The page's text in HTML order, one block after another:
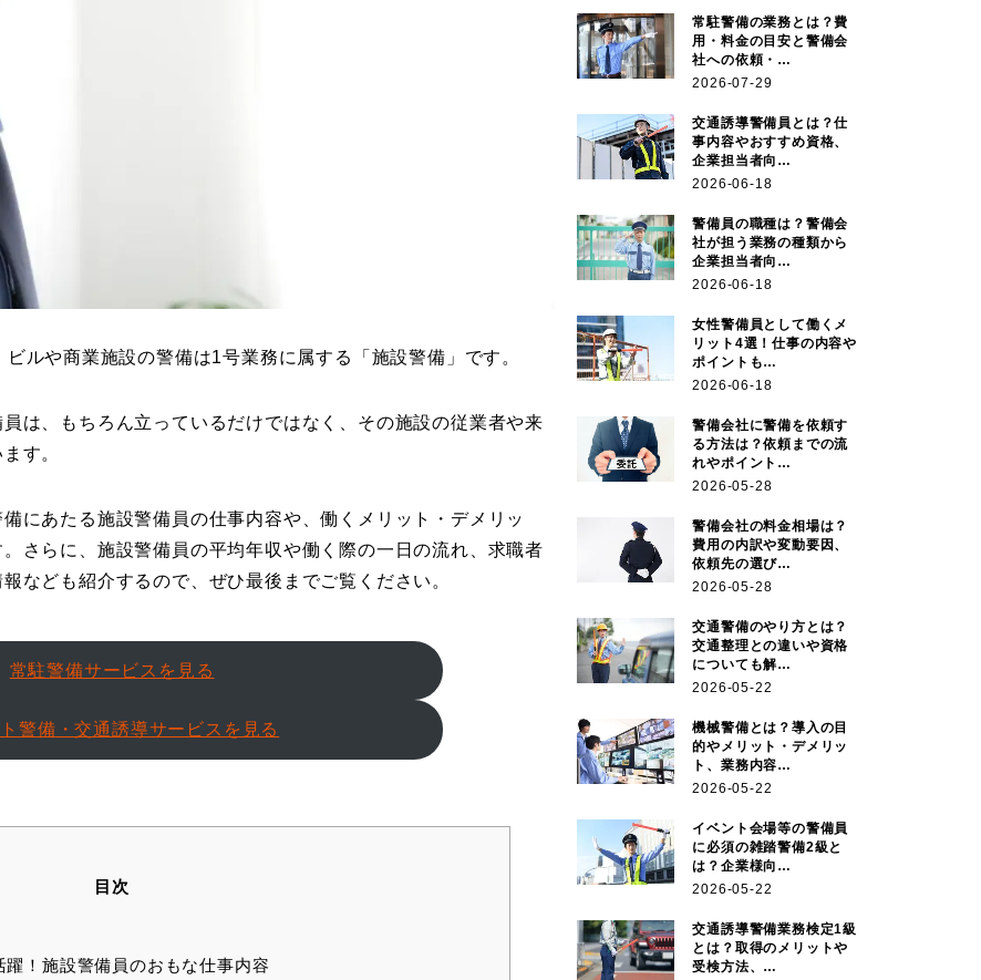
ルや商業施設の警備は1号業務に属する「施設警備」です。
は、もちろん立っているだけではなく、その施設の従業者や来
す。
にあたる施設警備員の仕事内容や、働くメリット・デメリッ
さらに、施設警備員の平均年収や働く際の一日の流れ、求職者
なども紹介するので、ぜひ最後までご覧ください。
常駐警備サービスを見る
警備・交通誘導サービスを見る
目次
躍！施設警備員のおもな仕事内容
常駐警備の業務とは？費
用・料金の目安と警備会
社への依頼・…
2026-07-29
交通誘導警備員とは？仕
事内容やおすすめ資格、
企業担当者向…
2026-06-18
警備員の職種は？警備会
社が担う業務の種類から
企業担当者向…
2026-06-18
女性警備員として働くメ
リット4選！仕事の内容や
ポイントも…
2026-06-18
警備会社に警備を依頼す
る方法は？依頼までの流
れやポイント…
2026-05-28
警備会社の料金相場は？
費用の内訳や変動要因、
依頼先の選び…
2026-05-28
交通警備のやり方とは？
交通整理との違いや資格
についても解…
2026-05-22
機械警備とは？導入の目
的やメリット・デメリッ
ト、業務内容…
2026-05-22
イベント会場等の警備員
に必須の雑踏警備2級と
は？企業様向…
2026-05-22
交通誘導警備業務検定1級
とは？取得のメリットや
受検方法、…